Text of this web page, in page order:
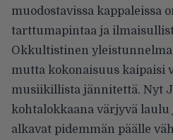
muodostavissa kappaleissa
tarttumapintaa ja
Okkultistinen
mutta kokonaisuus kaipaisi
musiikillista jännitettä. Nyt
kohtalokkaana värjyvä
alkavat pidemmän päälle